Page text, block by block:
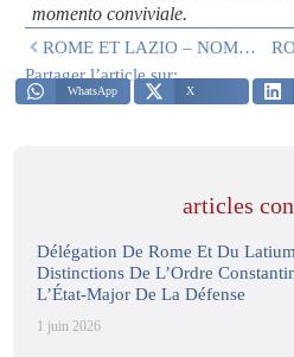
momento conviviale.
ROME ET LAZIO – NOMINATION DU VICE PRIEUR POUR LE LAZIO
Partager l’article sur:
WhatsApp X
articles
Délégation De Rome Et Du
Distinctions De L’Ordre
L’État-Major De La Défense
1 juin 2026